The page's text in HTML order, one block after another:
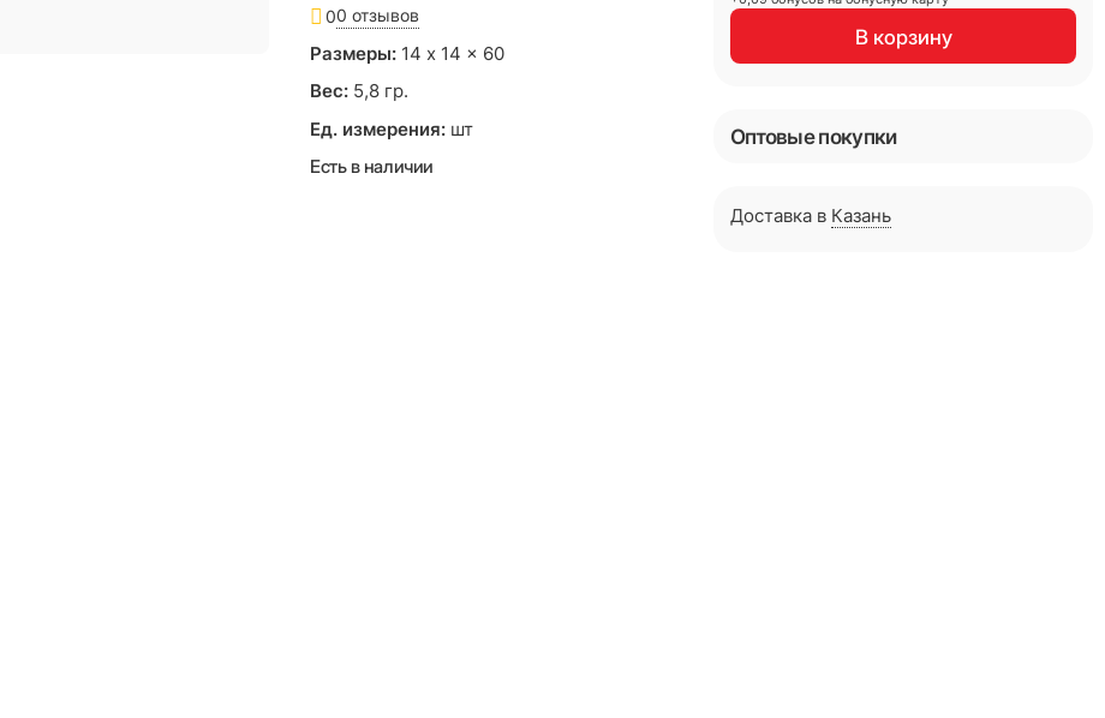
00 отзывов
Размеры: 14 x 14 x 60
Вес: 5,8 гр.
Ед. измерения: шт
Есть в наличии
В корзину
Оптовые покупки
Доставка в Казань